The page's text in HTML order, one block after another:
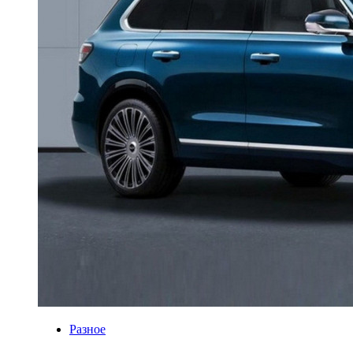
Разное